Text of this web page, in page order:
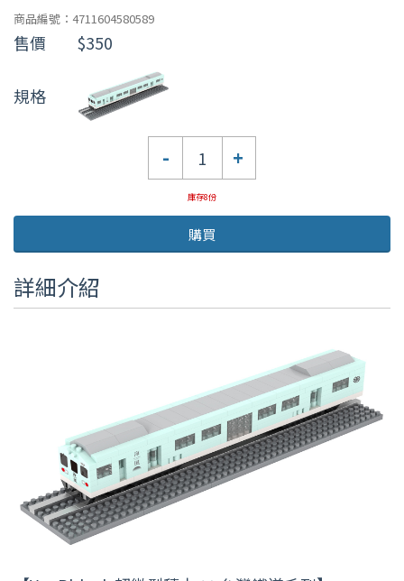
商品編號：4711604580589
售價 $350
規格
- +
庫存8份
購買
詳細介紹